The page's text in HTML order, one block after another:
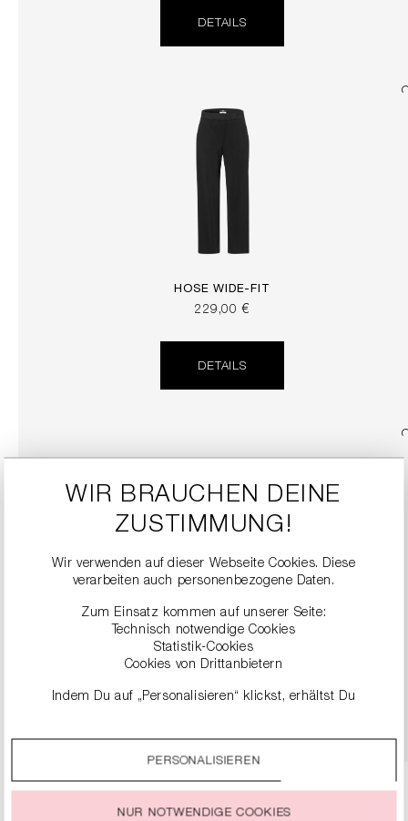
DETAILS
HOSE WIDE-FIT
229,00 €
DETAILS
SNEAKER
279,00 €
WIR BRAUCHEN DEINE
ZUSTIMMUNG!
Wir verwenden auf dieser Webseite Cookies. Diese
verarbeiten auch personenbezogene Daten.
Zum Einsatz kommen auf unserer Seite:
Technisch notwendige Cookies
Statistik-Cookies
Cookies von Drittanbietern
Indem Du auf „Personalisieren“ klickst, erhältst Du
Durch einen Klick auf das Auswahlfeld „Alle akzeptieren“
stimmst Du der Verwendung aller Cookies zu, die unter
PERSONALISIEREN
NUR NOTWENDIGE COOKIES